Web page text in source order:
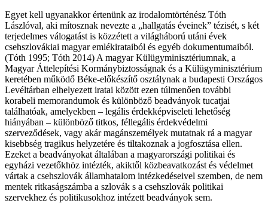
Egyet kell ugyanakkor értenünk az irodalomtörténész Tóth
Lászlóval, aki mítosznak nevezte a „hallgatás éveinek” tézisét, s két
terjedelmes válogatást is közzétett a világháború utáni évek
csehszlovákiai magyar emlékirataiból és egyéb dokumentumaiból.
(Tóth 1995; Tóth 2014) A magyar Külügyminisztériumnak, a
Magyar Áttelepítési Kormánybiztosságnak és a Külügyminisztérium
keretében működő Béke-előkészítő osztálynak a budapesti Országos
Levéltárban elhelyezett iratai között ezen túlmenően további
korabeli memorandumok és különböző beadványok tucatjai
találhatóak, amelyekben – legális érdekképviseleti lehetőség
hiányában – különböző titkos, féllegális érdekvédelmi
szerveződések, vagy akár magánszemélyek mutatnak rá a magyar
kisebbség tragikus helyzetére és tiltakoznak a jogfosztása ellen.
Ezeket a beadványokat általában a magyarországi politikai és
egyházi vezetőkhöz intézték, akiktől közbeavatkozást és védelmet
vártak a csehszlovák államhatalom intézkedéseivel szemben, de nem
mentek ritkaságszámba a szlovák s a csehszlovák politikai
szervekhez és politikusokhoz intézett beadványok sem.